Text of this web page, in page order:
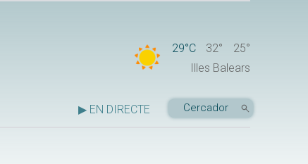
29°C 32°
25°
Illes Balears
▶ EN DIRECTE